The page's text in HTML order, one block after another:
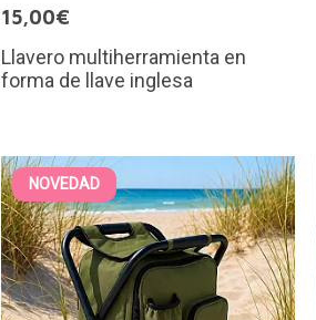
15,00€
Llavero multiherramienta en
forma de llave inglesa
NOVEDAD